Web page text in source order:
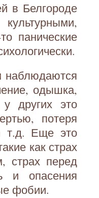
в Белгороде
панические
наблюдаются
одышка,
других это
потеря
т.д. Еще это
как страх
страх перед
и опасения
фобии.